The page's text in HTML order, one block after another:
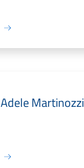
Adele Martinozzi